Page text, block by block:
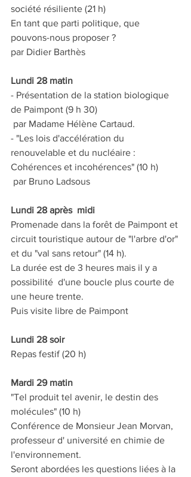
société résiliente (21 h)
En tant que parti politique, que
pouvons-nous proposer ?
par Didier Barthès
Lundi 28 matin
- Présentation de la station biologique
de Paimpont (9 h 30)
par Madame Hélène Cartaud.
- "Les lois d'accélération du
renouvelable et du nucléaire :
Cohérences et incohérences" (10 h)
par Bruno Ladsous
Lundi 28 après  midi
Promenade dans la forêt de Paimpont et
circuit touristique autour de "l'arbre d'or"
et du "val sans retour" (14 h).
La durée est de 3 heures mais il y a
possibilité  d'une boucle plus courte de
une heure trente.
Puis visite libre de Paimpont
Lundi 28 soir
Repas festif (20 h)
Mardi 29 matin
"Tel produit tel avenir, le destin des
molécules" (10 h)
Conférence de Monsieur Jean Morvan,
professeur d' université en chimie de
l'environnement.
Seront abordées les questions liées à la